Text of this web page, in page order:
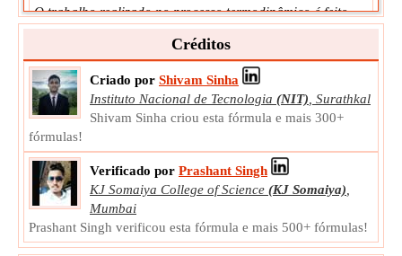
O trabalho realizado no processo termodinâmico é feito
quando uma força aplicada a um objeto move esse objeto.
Medição:
Unidade:
J
Observação:
O valor pode ser positivo ou negativo.
Créditos
Criado por Shivam Sinha
Instituto Nacional de Tecnologia (NIT) Surathkal
Shivam Sinha criou esta fórmula e mais 300+
fórmulas!
Verificado por Prashant Singh
KJ Somaiya College of Science (KJ Somaiya)
Mumbai
Prashant Singh verificou esta fórmula e mais 500+ fórmulas!